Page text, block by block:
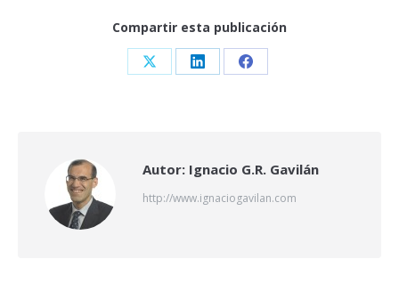
Compartir esta publicación
Share Share Share
Autor: Ignacio G.R. Gavilán
http://www.ignaciogavilan.com